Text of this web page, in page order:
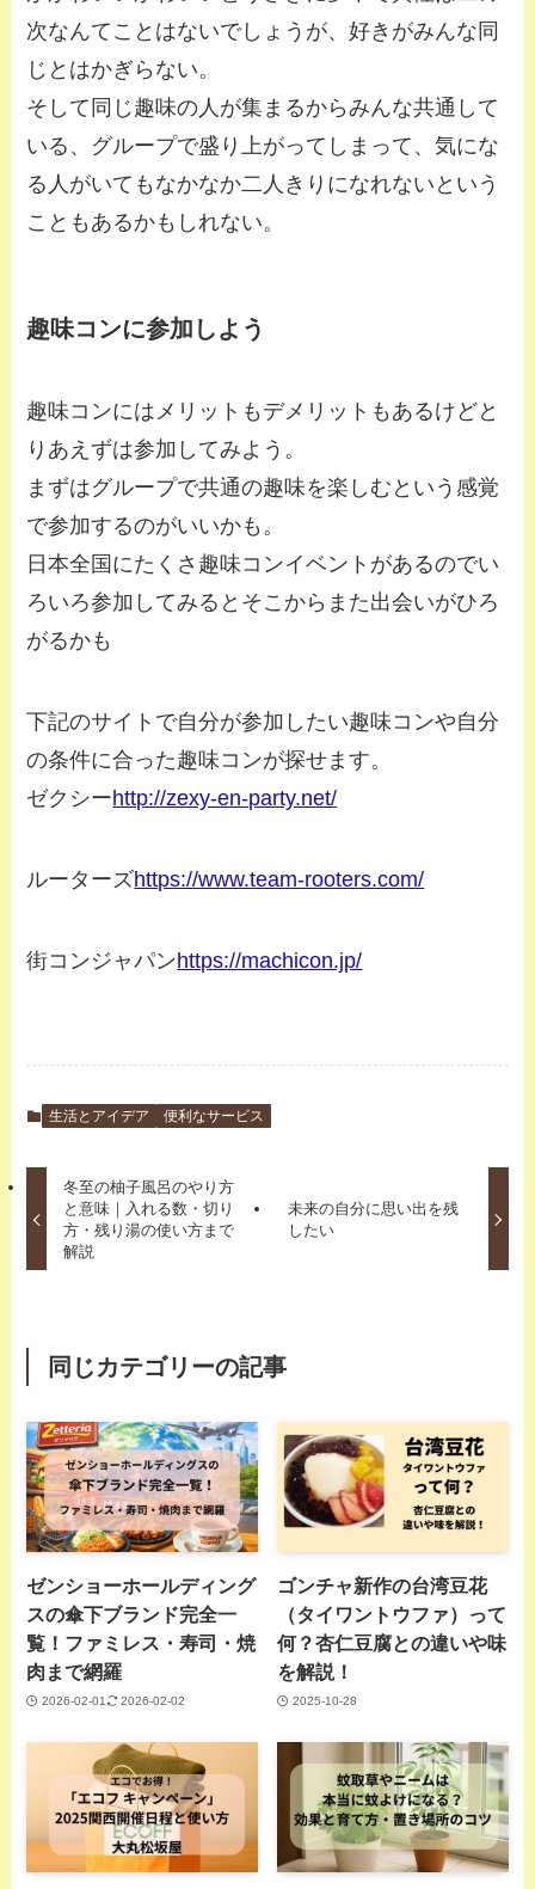
次なんてことはないでしょうが、好きがみんな同
じとはかぎらない。
そして同じ趣味の人が集まるからみんな共通して
いる、グループで盛り上がってしまって、気にな
る人がいてもなかなか二人きりになれないという
こともあるかもしれない。
趣味コンに参加しよう
趣味コンにはメリットもデメリットもあるけどと
りあえずは参加してみよう。
まずはグループで共通の趣味を楽しむという感覚
で参加するのがいいかも。
日本全国にたくさ趣味コンイベントがあるのでい
ろいろ参加してみるとそこからまた出会いがひろ
がるかも
下記のサイトで自分が参加したい趣味コンや自分
の条件に合った趣味コンが探せます。
ゼクシーhttp://zexy-en-party.net/
ルーターズhttps://www.team-rooters.com/
街コンジャパンhttps://machicon.jp/
生活とアイデア 便利なサービス
冬至の柚子風呂のやり方
と意味｜入れる数・切り
方・残り湯の使い方まで
解説
未来の自分に思い出を残
したい
同じカテゴリーの記事
ゼンショーホールディング
スの傘下ブランド完全一
覧！ファミレス・寿司・焼
肉まで網羅
2026-02-01 2026-02-02
ゴンチャ新作の台湾豆花
（タイワントウファ）って
何？杏仁豆腐との違いや味
を解説！
2025-10-28